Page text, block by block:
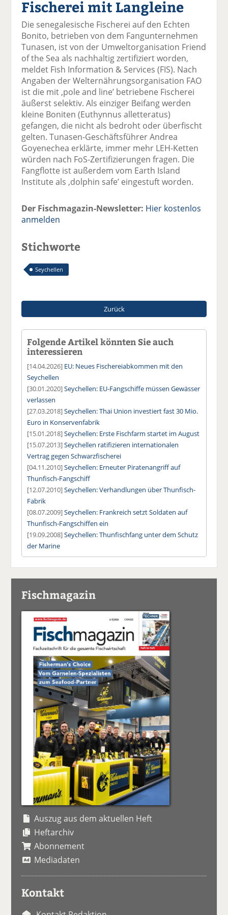
el
a
uf
F
ac
e
b
o
o
k
te
il
e
n
el
t
wi
tt
er
n
el
a
uf
Li
n
k
e
di
n
te
e
n
er
E
m
ai
l
v
er
se
d
n
ck
e
Fischerei mit Langleine
Die senegalesische Fischerei auf den Echten
Bonito, betrieben von dem Fangunternehmen
Tunasen, ist von der Umweltorganisation Friend
of the Sea als nachhaltig zertifiziert worden,
meldet Fish Information & Services (FIS). Nach
Angaben der Welternährungsorganisation FAO
ist die mit ‚pole and line’ betriebene Fischerei
äußerst selektiv. Als einziger Beifang werden
kleine Boniten (Euthynnus alletteratus)
gefangen, die nicht als bedroht oder überfischt
gelten. Tunasen-Geschäftsführer Andrea
Goyenechea erklärte, immer mehr LEH-Ketten
würden nach FoS-Zertifizierungen fragen. Die
Fangflotte ist außerdem vom Earth Island
Institute als ‚dolphin safe’ eingestuft worden.
Der Fischmagazin-Newsletter: Hier kostenlos
anmelden
Stichworte
Seychellen
Zurück
Folgende Artikel könnten Sie auch
interessieren
[14.04.2026] EU: Neues Fischereiabkommen mit den
Seychellen
[30.01.2020]Seychellen: EU-Fangschiffe müssen Gewässer
verlassen
[27.03.2018]Seychellen: Thai Union investiert fast 30 Mio.
Euro in Konservenfabrik
[15.01.2018]Seychellen: Erste Fischfarm startet im August
[15.07.2013]Seychellen ratifizieren internationalen
Vertrag gegen Schwarzfischerei
[04.11.2010]Seychellen: Erneuter Piratenangriff auf
Thunfisch-Fangschiff
[12.07.2010]Seychellen: Verhandlungen über Thunfisch-
Fabrik
[08.07.2009]Seychellen: Frankreich setzt Soldaten auf
Thunfisch-Fangschiffen ein
[19.09.2008]Seychellen: Thunfischfang unter dem Schutz
der Marine
Fischmagazin
Auszug aus dem aktuellen Heft
Heftarchiv
Abonnement
Mediadaten
Kontakt